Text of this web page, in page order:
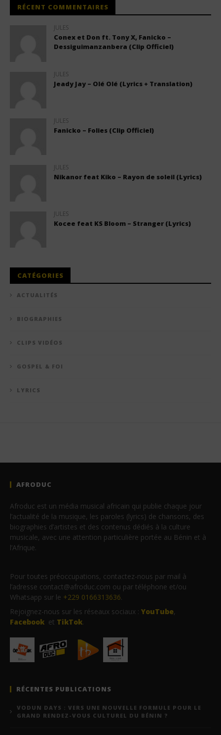
RÉCENT COMMENTAIRES
JULES
Conex et Don ft. Tony X, Fanicko –
Dessiguimanzanbera (Clip Officiel)
JULES
Jeady Jay – Olé Olé (Lyrics + Translation)
JULES
Fanicko – Folies (Clip Officiel)
JULES
Nikanor feat Kiko – Rayon de soleil (Lyrics)
JULES
Kocee feat KS Bloom – Stranger (Lyrics)
CATÉGORIES
ACTUALITÉS
BIOGRAPHIES
CLIPS VIDÉOS
GOSPEL & FOI
LYRICS
AFRODUC
Afroduc est un média musical africain qui publie chaque jour
l’actualité de la musique, les paroles (lyrics) de chansons, des
biographies d’artistes et des contenus dédiés à la culture
musicale, avec une attention particulière portée au Bénin et à
l’Afrique.
Pour toutes préoccupations, contactez-nous par mail à
l’adresse contact@afroduc.com ou par téléphone et/ou
Whatsapp sur le +229 0166313636.
Rejoignez-nous sur les réseaux sociaux : YouTube,
Facebook et TikTok.
RÉCENTES PUBLICATIONS
VODUN DAYS : VERS UNE NOUVELLE FORMULE POUR LE
GRAND RENDEZ-VOUS CULTUREL DU BÉNIN ?